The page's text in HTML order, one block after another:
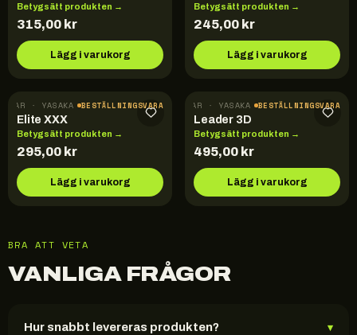
Betygsätt produkten →
315,00 kr
Lägg i varukorg
Betygsätt produkten →
245,00 kr
Lägg i varukorg
· YASAKA BESTÄLLNINGSVARA
Elite XXX
Betygsätt produkten →
295,00 kr
Lägg i varukorg
FÄRDIGA RACKETAR · YASAKA BESTÄLLNINGSVARA
Leader 3D
Betygsätt produkten →
495,00 kr
Lägg i varukorg
BRA ATT VETA
VANLIGA FRÅGOR
Hur snabbt levereras produkten? ▾